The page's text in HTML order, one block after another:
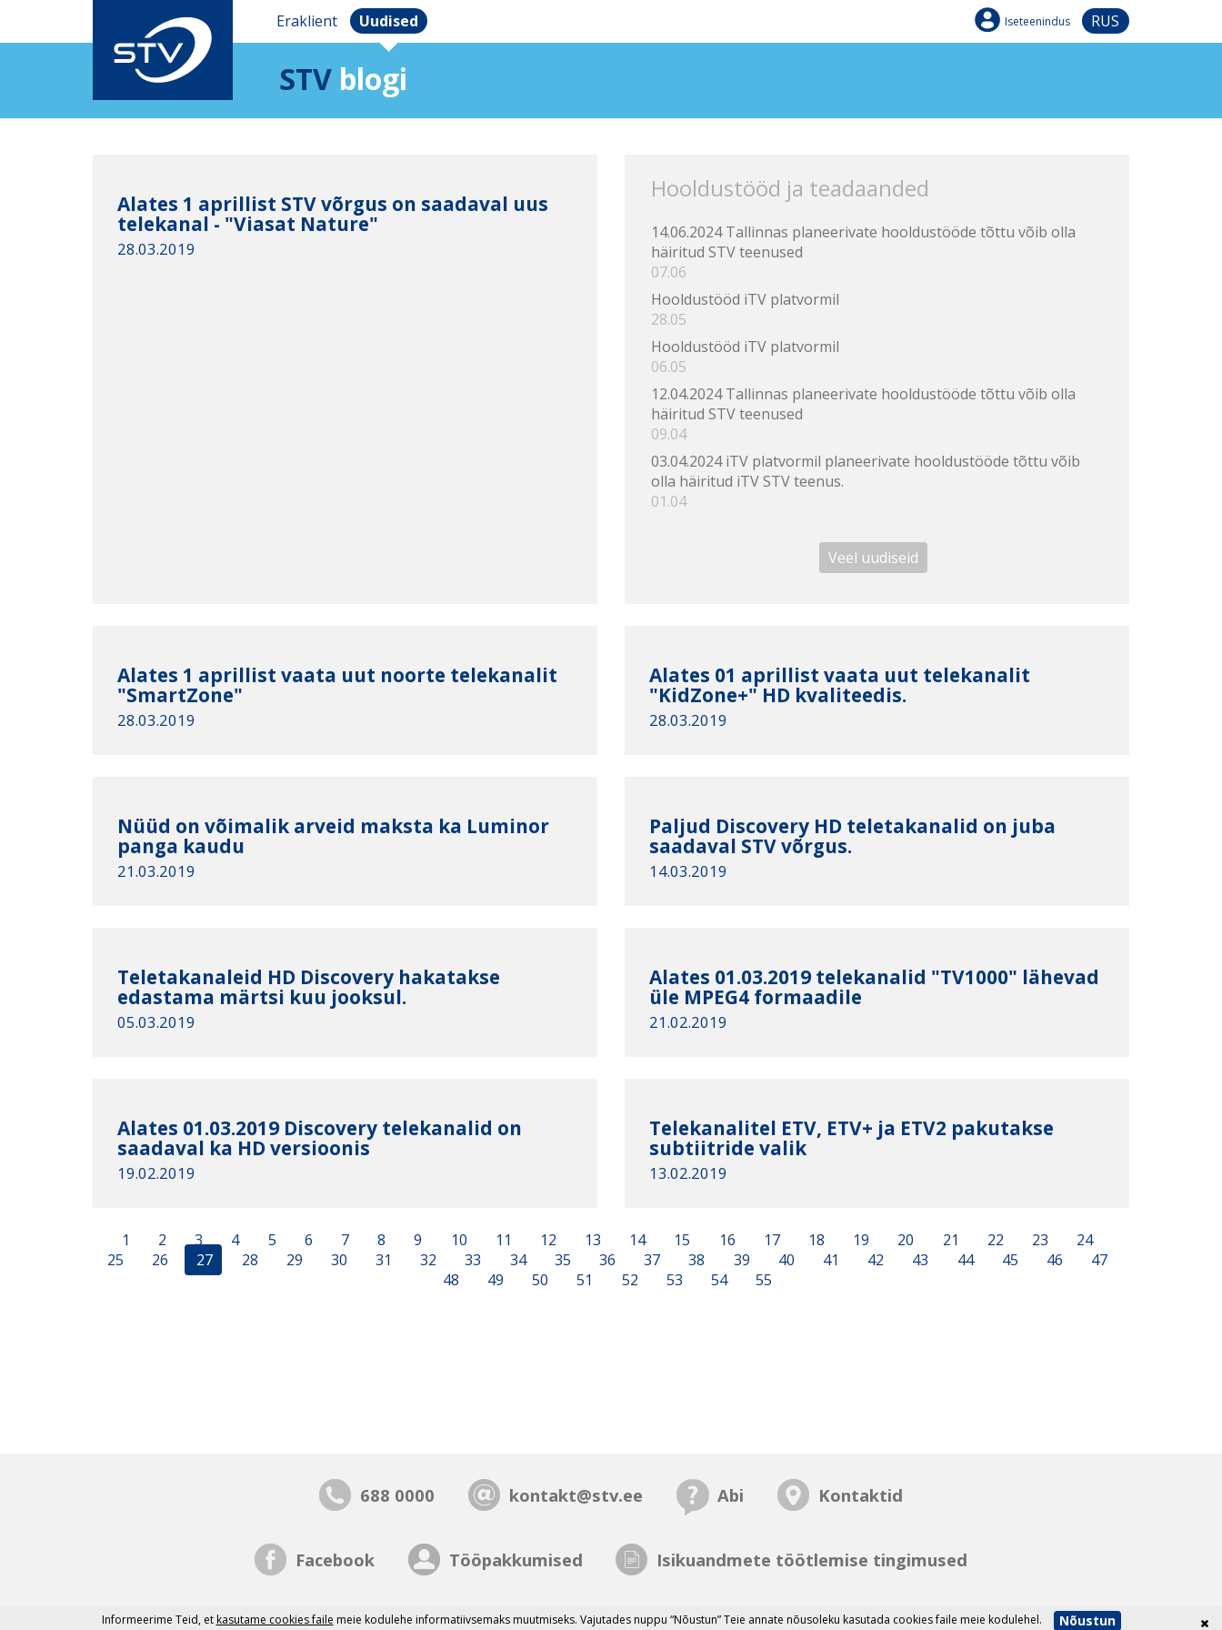
Eraklient Uudised Iseteenindus RUS
STV blogi
Alates 1 aprillist STV võrgus on saadaval uus
telekanal - "Viasat Nature"
28.03.2019
Hooldustööd ja teadaanded
14.06.2024 Tallinnas planeerivate hooldustööde tõttu võib olla
häiritud STV teenused
07.06
Hooldustööd iTV platvormil
28.05
Hooldustööd iTV platvormil
06.05
12.04.2024 Tallinnas planeerivate hooldustööde tõttu võib olla
häiritud STV teenused
09.04
03.04.2024 iTV platvormil planeerivate hooldustööde tõttu võib
olla häiritud iTV STV teenus.
01.04
Veel uudiseid
Alates 1 aprillist vaata uut noorte telekanalit
"SmartZone"
28.03.2019
Alates 01 aprillist vaata uut telekanalit
"KidZone+" HD kvaliteedis.
28.03.2019
Nüüd on võimalik arveid maksta ka Luminor
panga kaudu
21.03.2019
Paljud Discovery HD teletakanalid on juba
saadaval STV võrgus.
14.03.2019
Teletakanaleid HD Discovery hakatakse
edastama märtsi kuu jooksul.
05.03.2019
Alates 01.03.2019 telekanalid "TV1000" lähevad
üle MPEG4 formaadile
21.02.2019
Alates 01.03.2019 Discovery telekanalid on
saadaval ka HD versioonis
19.02.2019
Telekanalitel ETV, ETV+ ja ETV2 pakutakse
subtiitride valik
13.02.2019
1 2 3 4 5 6 7 8 9 10 11 12 13 14 15 16 17 18 19 20 21 22 23
24
25
26 27 28 29 30 31 32 33 34 35 36 37 38 39 40 41 42 43 44 45 46
47
48
49 50 51 52 53 54 55
688 0000 kontakt@stv.ee Abi Kontaktid
Facebook Tööpakkumised Isikuandmete töötlemise tingimused
Informeerime Teid, et kasutame cookies faile meie kodulehe informatiivsemaks muutmiseks. Vajutades nuppu “Nõustun” Teie annate nõusoleku kasutada cookies faile meie kodulehel. Nõustun